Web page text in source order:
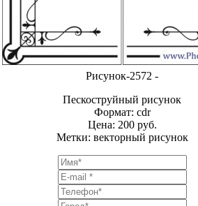
Рисунок-2572 -
Пескоструйный рисунок
Формат: cdr
Цена: 200 руб.
Метки: векторный рисунок